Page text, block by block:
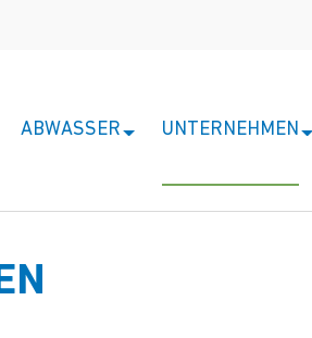
ABWASSER UNTERNEHMEN